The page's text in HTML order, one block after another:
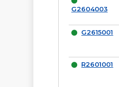
G2604003
G2615001
R2601001